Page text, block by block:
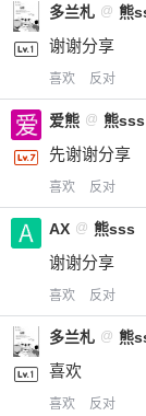
多兰札 @ 熊
谢谢分享
喜欢 反对
爱熊 @ 熊sss
先谢谢分享
喜欢 反对
AX @ 熊sss
谢谢分享
喜欢 反对
多兰札 @ 熊
喜欢
喜欢 反对